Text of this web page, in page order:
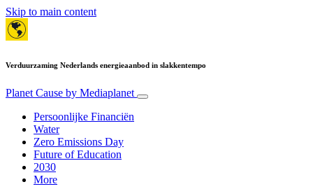
Skip to main content
Verduurzaming Nederlands energieaanbod in slakkentempo
Planet Cause by Mediaplanet
Persoonlijke Financiën
Water
Zero Emissions Day
Future of Education
2030
More